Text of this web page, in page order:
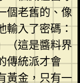
個老舊的、像
輸入了密碼：
（這是醬料界
傳統派才會
黃金，只有一